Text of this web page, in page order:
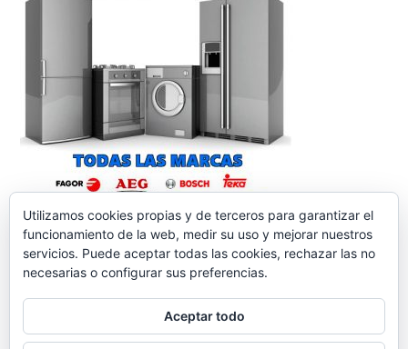
reparacionelectrodomesticos.org,Funciona gracias a
Utilizamos cookies propias y de terceros para garantizar el
funcionamiento de la web, medir su uso y mejorar nuestros
servicios. Puede aceptar todas las cookies, rechazar las no
necesarias o configurar sus preferencias.
Aceptar todo